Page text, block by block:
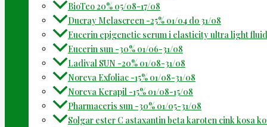
BioTeo 20% 05/08-17/08
Ducray Melascreen -25% 01/04 do 31/08
Eucerin epigenetic serum i elasticity ultra light
Eucerin sun -30% 01/06-31/08
Ladival SUN -20% 01/08-31/08
Noreva Exfoliac -15% 01/08-31/08
Noreva Kerapil -15% 01/08-15/08
Pharmaceris sun -30% 01/05-31/08
Solgar ester C astaxantin beta karoten cink kosa